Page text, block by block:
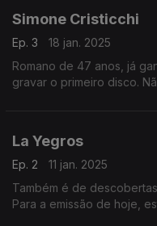
Simone Cristicchi
Ep. 3
18 jan. 2025
Romano de 47 anos, já
gravar o primeiro disco.
La Yegros
Ep. 2
11 jan. 2025
Também é de
Para a emissão de hoje,